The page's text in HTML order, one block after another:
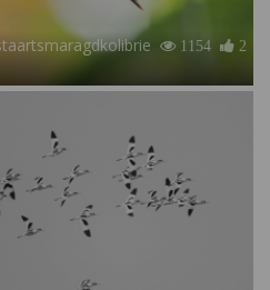
1154
2